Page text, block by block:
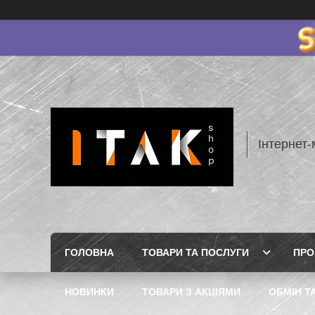
ГОЛОВНА ТОВАРИ ТА ПОСЛУГИ
НОВИНКИ ТОВАРИ З АКЦІЯМИ ОБМІН